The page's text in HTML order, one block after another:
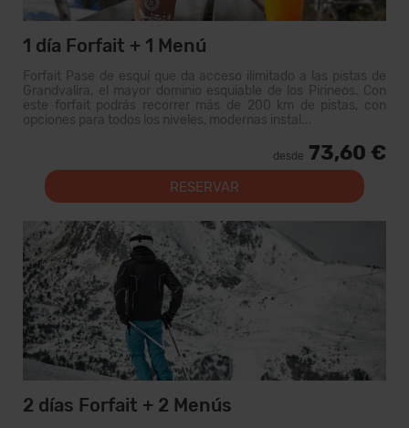
1 día Forfait + 1 Menú
Forfait Pase de esquí que da acceso ilimitado a las pistas de
Grandvalira, el mayor dominio esquiable de los Pirineos. Con
este forfait podrás recorrer más de 200 km de pistas, con
opciones para todos los niveles, modernas instal...
desde 73,60 €
RESERVAR
2 días Forfait + 2 Menús